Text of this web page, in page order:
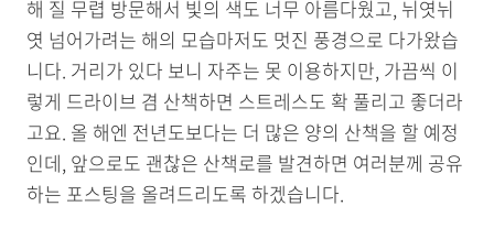
해 질 무렵 방문해서 빛의 색도 너무 아름다웠고, 뉘엿뉘
엿 넘어가려는 해의 모습마저도 멋진 풍경으로 다가왔습
니다. 거리가 있다 보니 자주는 못 이용하지만, 가끔씩 이
렇게 드라이브 겸 산책하면 스트레스도 확 풀리고 좋더라
고요. 올 해엔 전년도보다는 더 많은 양의 산책을 할 예정
인데, 앞으로도 괜찮은 산책로를 발견하면 여러분께 공유
하는 포스팅을 올려드리도록 하겠습니다.